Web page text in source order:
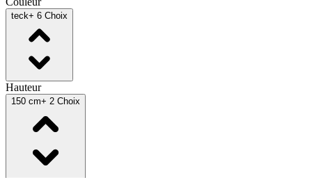
teck+ 6 Choix
Hauteur
150 cm+ 2 Choix